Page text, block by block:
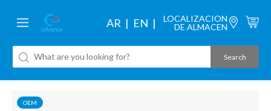
AR EN
LOCALIZACION
DE ALMACEN
OEM